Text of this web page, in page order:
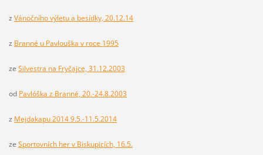
z Vánočního výletu a besídky, 20.12.14
z Branné u Pavlouška v roce 1995
ze Silvestra na Fryčajce, 31.12.2003
od Pavlóška z Branné, 20.-24.8.2003
z Mejdakapu 2014 9.5.-11.5.2014
ze Sportovních her v Biskupicích, 16.5.